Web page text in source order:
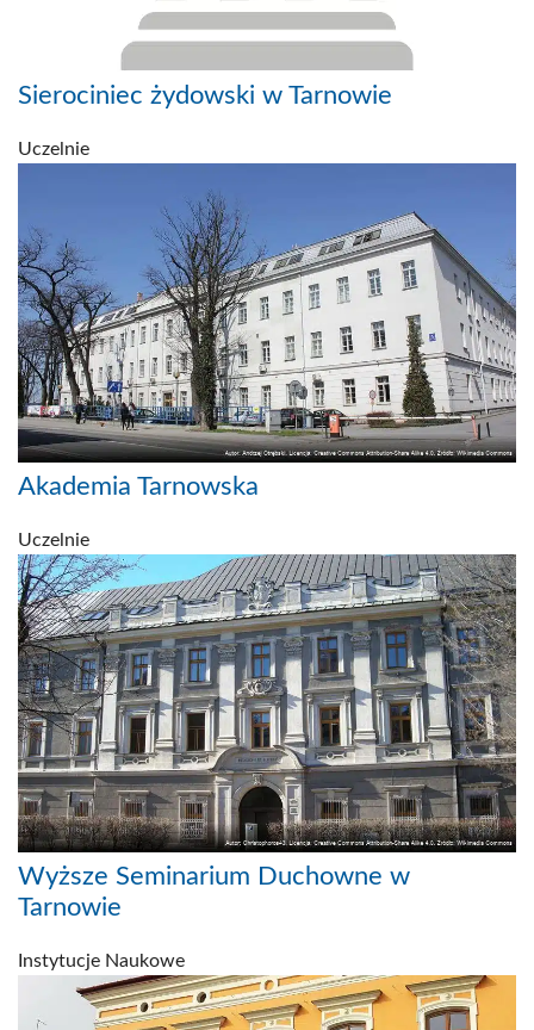
Sierociniec żydowski w Tarnowie
Uczelnie
Akademia Tarnowska
Uczelnie
Wyższe Seminarium Duchowne w
Tarnowie
Instytucje Naukowe